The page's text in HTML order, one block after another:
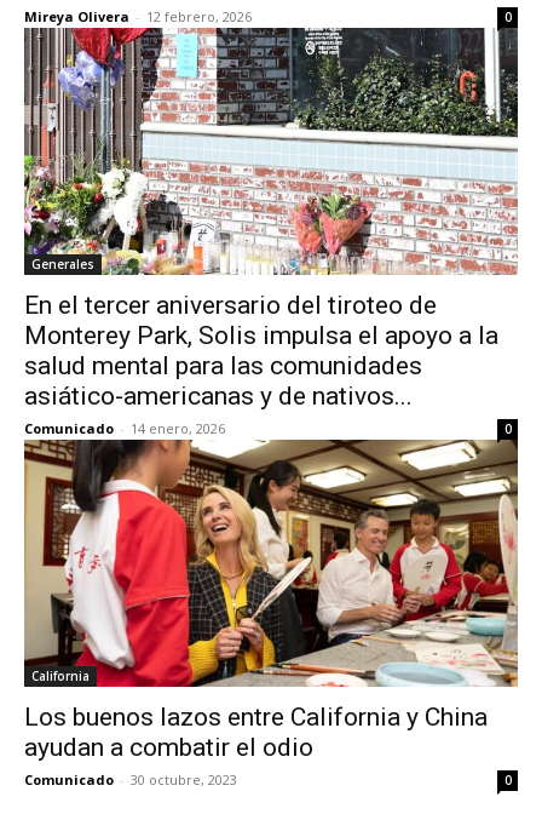
Mireya Olivera - 12 febrero, 2026 0
Generales
En el tercer aniversario del tiroteo de
Monterey Park, Solis impulsa el apoyo a la
salud mental para las comunidades
asiático-americanas y de nativos...
Comunicado - 14 enero, 2026 0
California
Los buenos lazos entre California y China
ayudan a combatir el odio
Comunicado - 30 octubre, 2023 0